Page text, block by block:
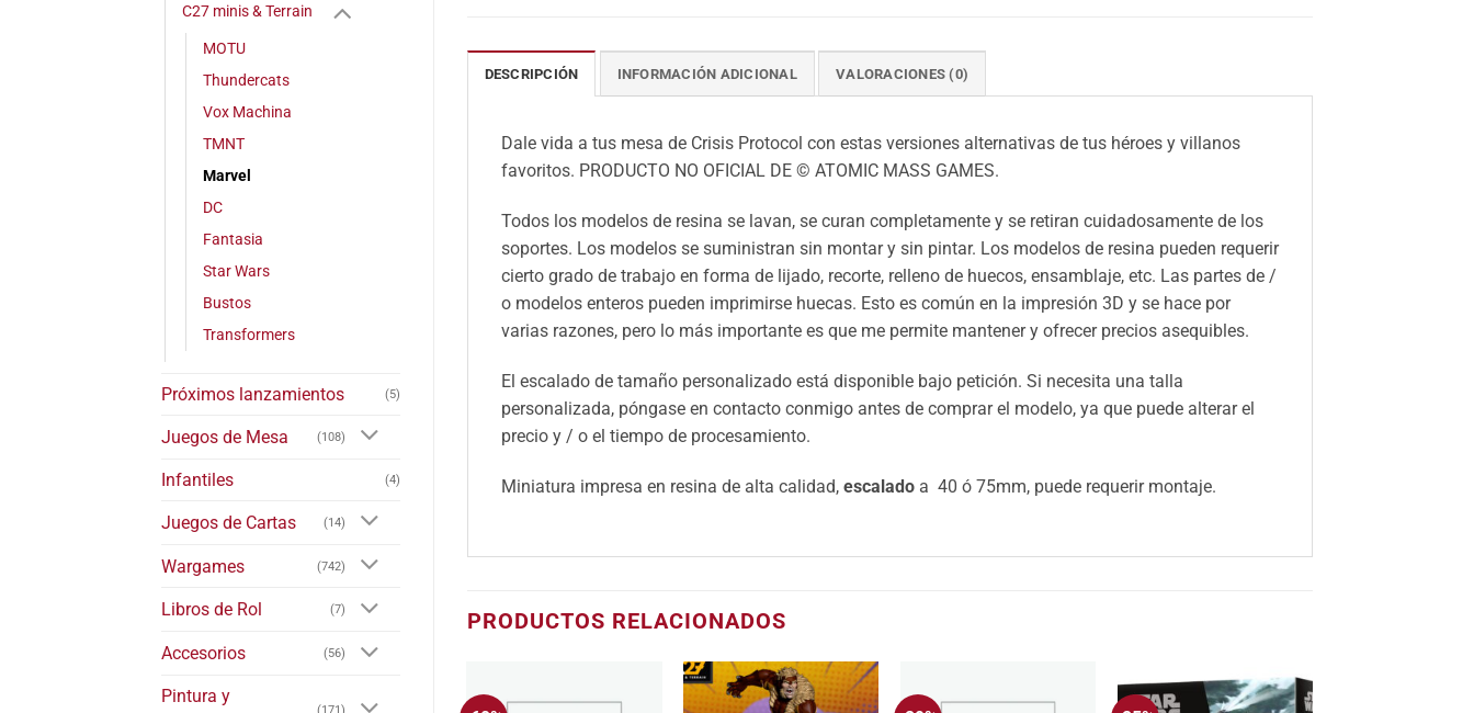
C27 minis & Terrain
MOTU
Thundercats
Vox Machina
TMNT
Marvel
DC
Fantasia
Star Wars
Bustos
Transformers
Próximos lanzamientos (5)
Juegos de Mesa (108)
Infantiles (4)
Juegos de Cartas (14)
Wargames (742)
Libros de Rol (7)
Accesorios (56)
Pintura y
(171)
DESCRIPCIÓN INFORMACIÓN ADICIONAL VALORACIONES (0)
Dale vida a tus mesa de Crisis Protocol con estas versiones alternativas de tus héroes y villanos
favoritos. PRODUCTO NO OFICIAL DE © ATOMIC MASS GAMES.
Todos los modelos de resina se lavan, se curan completamente y se retiran cuidadosamente de los
soportes. Los modelos se suministran sin montar y sin pintar. Los modelos de resina pueden requerir
cierto grado de trabajo en forma de lijado, recorte, relleno de huecos, ensamblaje, etc. Las partes de /
o modelos enteros pueden imprimirse huecas. Esto es común en la impresión 3D y se hace por
varias razones, pero lo más importante es que me permite mantener y ofrecer precios asequibles.
El escalado de tamaño personalizado está disponible bajo petición. Si necesita una talla
personalizada, póngase en contacto conmigo antes de comprar el modelo, ya que puede alterar el
precio y / o el tiempo de procesamiento.
Miniatura impresa en resina de alta calidad, escaladoa 40 ó 75mm, puede requerir montaje.
PRODUCTOS RELACIONADOS